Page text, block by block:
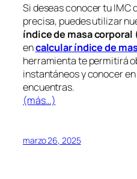
Si deseas conocer tu IMC
precisa, puedes utilizar
índice de masa corporal
encalcular índice de
herramienta te permitirá
instantáneos y conocer
encuentras.
(más…)
marzo 26, 2025